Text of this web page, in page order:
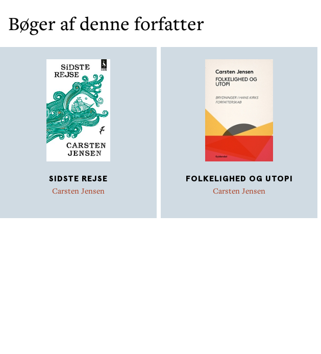
Bøger af denne forfatter
SIDSTE REJSE
Carsten Jensen
FOLKELIGHED OG UTOPI
Carsten Jensen